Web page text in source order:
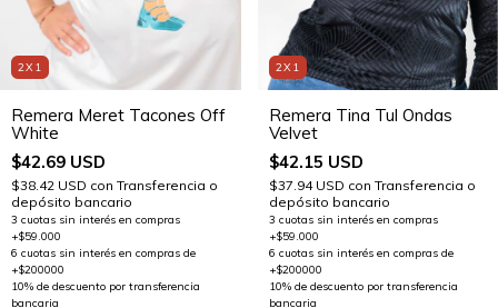
2X1
Remera Meret Tacones Off
White
$42.69 USD
$38.42 USD con Transferencia o
depósito bancario
2X1
Remera Tina Tul Ondas
Velvet
$42.15 USD
$37.94 USD con Transferencia o
depósito bancario